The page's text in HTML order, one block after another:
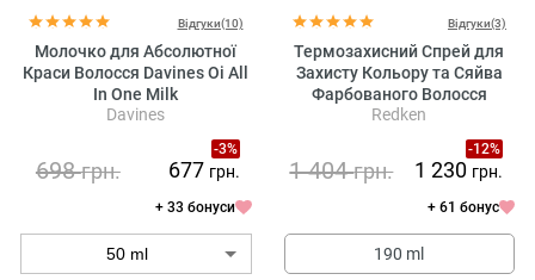
Відгуки(10)
Молочко для Абсолютної
Краси Волоcся Davines Oi All
In One Milk
Davines
-3%
698грн. 677 грн.
+ 33 бонуси
Відгуки(3)
Термозахисний Спрей для
Захисту Кольору та Сяйва
Фарбованого Волосся
Redken Acidic Color Gloss
Heat Protection Treatment
Redken
-12%
1 404грн. 1 230 грн.
+ 61 бонус
190 ml